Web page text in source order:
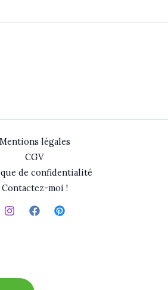
Mentions légales
CGV
de confidentialité
Contactez-moi !